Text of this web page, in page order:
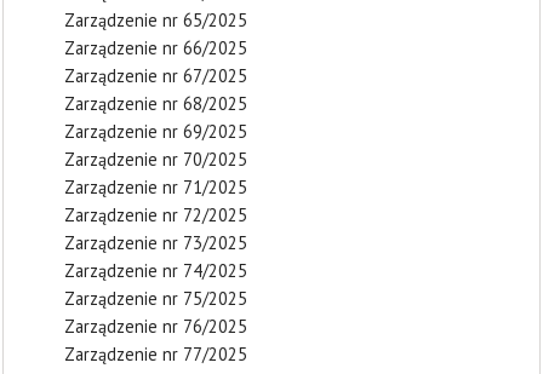
Zarządzenie nr 65/2025
Zarządzenie nr 66/2025
Zarządzenie nr 67/2025
Zarządzenie nr 68/2025
Zarządzenie nr 69/2025
Zarządzenie nr 70/2025
Zarządzenie nr 71/2025
Zarządzenie nr 72/2025
Zarządzenie nr 73/2025
Zarządzenie nr 74/2025
Zarządzenie nr 75/2025
Zarządzenie nr 76/2025
Zarządzenie nr 77/2025